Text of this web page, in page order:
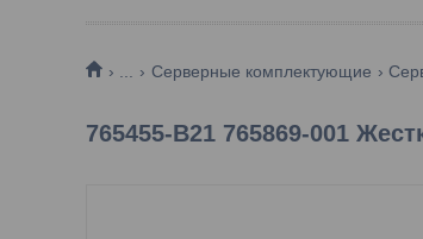
Серверные комплектующие
765455-B21 765869-001